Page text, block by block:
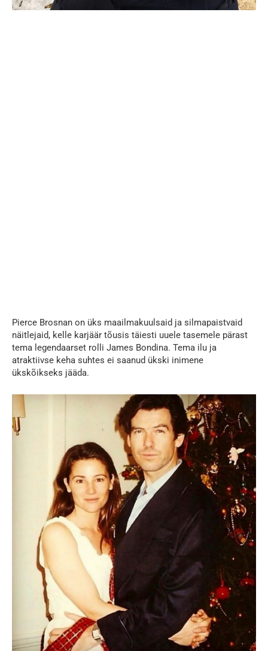
Pierce Brosnan on üks maailmakuulsaid ja silmapaistvaid
näitlejaid, kelle karjäär tõusis täiesti uuele tasemele pärast
tema legendaarset rolli James Bondina. Tema ilu ja
atraktiivse keha suhtes ei saanud ükski inimene
ükskõikseks jääda.